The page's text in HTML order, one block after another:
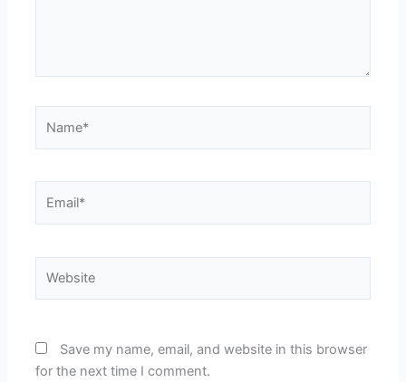
Save my name, email, and website in this browser
for the next time I comment.